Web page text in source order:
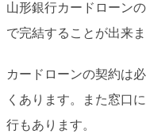
山形銀行カードローン
で完結することが出来ま
カードローンの契約は
くあります。また窓口
行もあります。